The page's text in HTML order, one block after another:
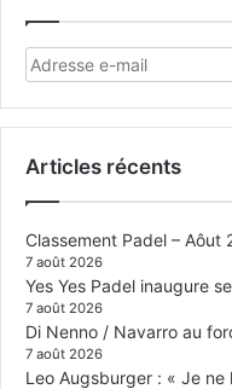
Articles récents
Classement Padel – Aôut
7 août 2026
Yes Yes Padel inaugure
7 août 2026
Di Nenno / Navarro au
7 août 2026
Leo Augsburger : « Je